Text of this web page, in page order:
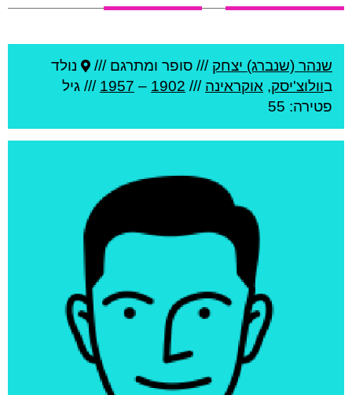
שנהר (שנברג) יצחק /// סופר ומתרגם ///
נולד
בוולוצ'יסק, אוקראינה ///
1902
–
1957 /// גיל
פטירה: 55